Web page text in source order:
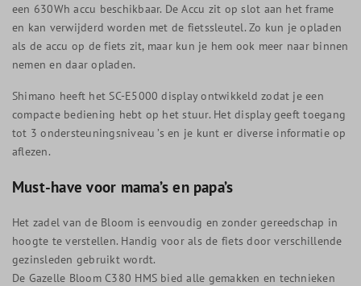
een 630Wh accu beschikbaar. De Accu zit op slot aan het frame
en kan verwijderd worden met de fietssleutel. Zo kun je opladen
als de accu op de fiets zit, maar kun je hem ook meer naar binnen
nemen en daar opladen.
Shimano heeft het SC-E5000 display ontwikkeld zodat je een
compacte bediening hebt op het stuur. Het display geeft toegang
tot 3 ondersteuningsniveau ’s en je kunt er diverse informatie op
aflezen.
Must-have voor mama’s en papa’s
Het zadel van de Bloom is eenvoudig en zonder gereedschap in
hoogte te verstellen. Handig voor als de fiets door verschillende
gezinsleden gebruikt wordt.
De Gazelle Bloom C380 HMS bied alle gemakken en technieken